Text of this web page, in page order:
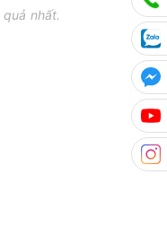
nhất.